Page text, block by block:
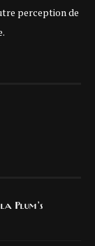
perception de
Plum’s